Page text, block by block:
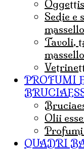
Sedie e sedie a dondolo in legno
massello
Tavoli, tavolini e consolle in legno
massello
PROFUMI ESSENZE E
olii
QUADRI